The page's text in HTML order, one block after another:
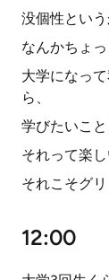
没個性という
なんかちょっ
大学になっ
ら、
学びたいこと
それって楽
それこそグ
12:00